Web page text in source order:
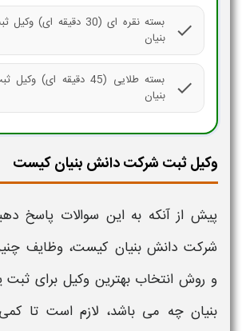
check
بسته نقره ای (30 دقیقه
بنیان
check
بسته طلایی (45 دقیقه
بنیان
وکیل ثبت شرکت دانش بنیان کیست
پیش از آنکه به این سوالات پاسخ
شرکت دانش بنیان کیست،وظایف
و روشانتخاب بهترین وکیل برای
بنیانچه می باشد، لازم است تا